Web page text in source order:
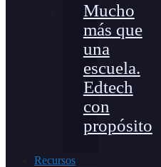
Mucho
más que
una
escuela.
Edtech
con
propósito
Recursos